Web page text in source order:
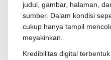
judul, gambar, halaman,
sumber. Dalam kondisi
cukup hanya tampil
meyakinkan.
Kredibilitas digital